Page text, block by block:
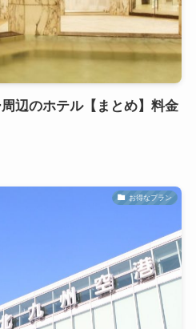
辺のホテル【まとめ】料金
お得なプラン